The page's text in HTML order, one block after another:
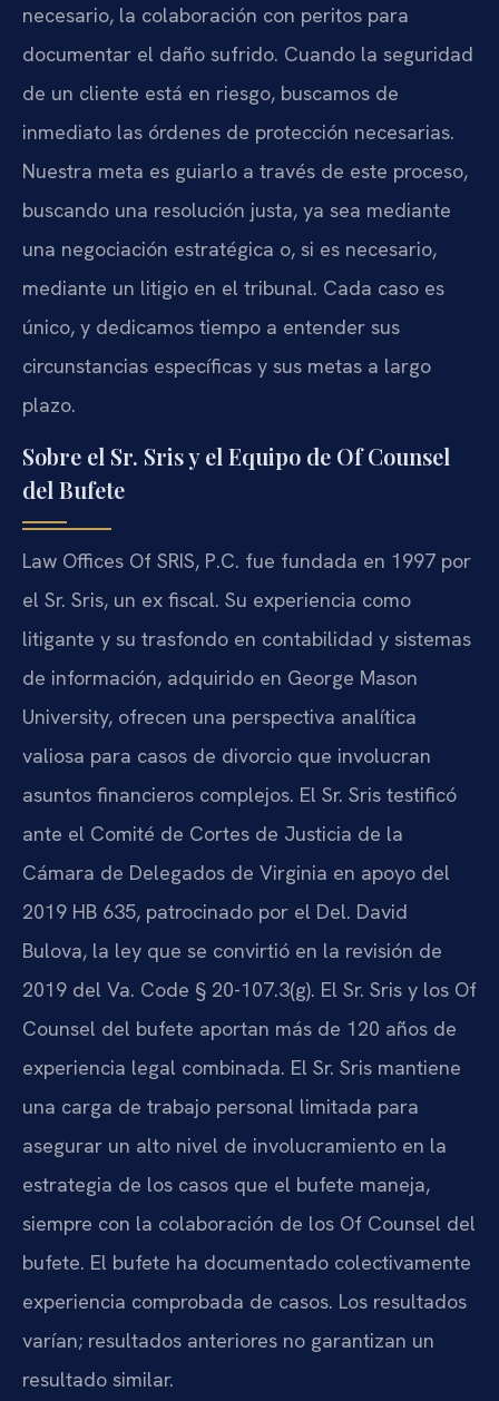
necesario, la colaboración con peritos para
documentar el daño sufrido. Cuando la seguridad
de un cliente está en riesgo, buscamos de
inmediato las órdenes de protección necesarias.
Nuestra meta es guiarlo a través de este proceso,
buscando una resolución justa, ya sea mediante
una negociación estratégica o, si es necesario,
mediante un litigio en el tribunal. Cada caso es
único, y dedicamos tiempo a entender sus
circunstancias específicas y sus metas a largo
plazo.
Sobre el Sr. Sris y el Equipo de Of Counsel
del Bufete
Law Offices Of SRIS, P.C. fue fundada en 1997 por
el Sr. Sris, un ex fiscal. Su experiencia como
litigante y su trasfondo en contabilidad y sistemas
de información, adquirido en George Mason
University, ofrecen una perspectiva analítica
valiosa para casos de divorcio que involucran
asuntos financieros complejos. El Sr. Sris testificó
ante el Comité de Cortes de Justicia de la
Cámara de Delegados de Virginia en apoyo del
2019 HB 635, patrocinado por el Del. David
Bulova, la ley que se convirtió en la revisión de
2019 del Va. Code § 20-107.3(g). El Sr. Sris y los Of
Counsel del bufete aportan más de 120 años de
experiencia legal combinada. El Sr. Sris mantiene
una carga de trabajo personal limitada para
asegurar un alto nivel de involucramiento en la
estrategia de los casos que el bufete maneja,
siempre con la colaboración de los Of Counsel del
bufete. El bufete ha documentado colectivamente
experiencia comprobada de casos. Los resultados
varían; resultados anteriores no garantizan un
resultado similar.